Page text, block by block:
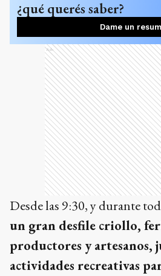
¿qué querés saber?
Dame un
Ads
Desde las 9:30, y durante
un gran desfile criollo,
productores y artesanos,
actividades recreativas